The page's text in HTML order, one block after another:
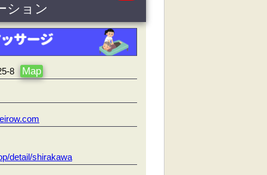
ション
8 Map
detail/shirakawa